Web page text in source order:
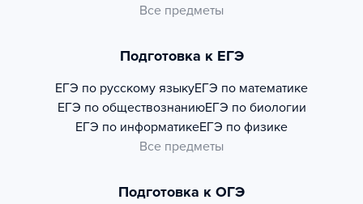
Все предметы
Подготовка к ЕГЭ
ЕГЭ по русскому языкуЕГЭ по математике
ЕГЭ по обществознаниюЕГЭ по биологии
ЕГЭ по информатикеЕГЭ по физике
Все предметы
Подготовка к ОГЭ